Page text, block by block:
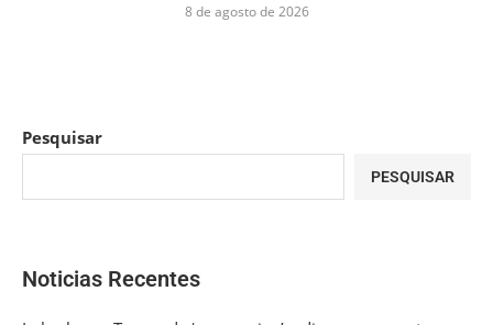
8 de agosto de 2026
Pesquisar
PESQUISAR
Noticias Recentes